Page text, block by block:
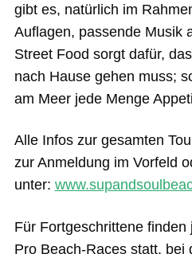
gibt es, natürlich im
Auflagen, passende Musik
Street Food sorgt dafür,
nach Hause gehen muss;
am Meer jede Menge
Alle Infos zur gesamten
zur Anmeldung im Vorfeld
unter:
Für Fortgeschrittene
Pro Beach-Races statt, bei